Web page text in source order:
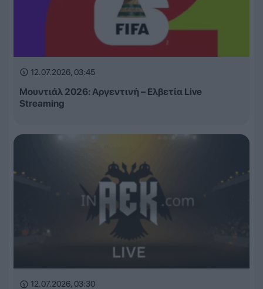
12.07.2026, 03:45
Μουντιάλ 2026: Αργεντινή – Ελβετία Live
Streaming
12.07.2026, 03:30